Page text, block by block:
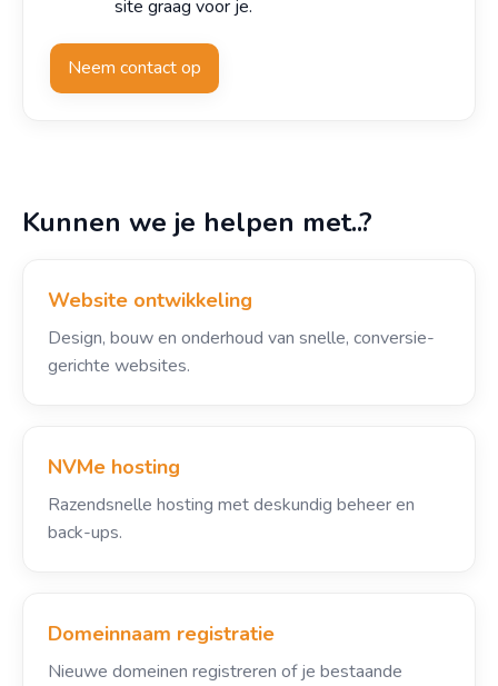
site graag voor je.
Neem contact op
Kunnen we je helpen met..?
Website ontwikkeling
Design, bouw en onderhoud van snelle, conversie-
gerichte websites.
NVMe hosting
Razendsnelle hosting met deskundig beheer en
back-ups.
Domeinnaam registratie
Nieuwe domeinen registreren of je bestaande